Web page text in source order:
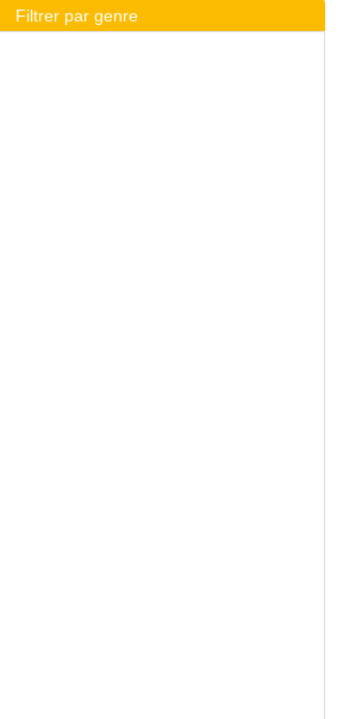
Filtrer par genre